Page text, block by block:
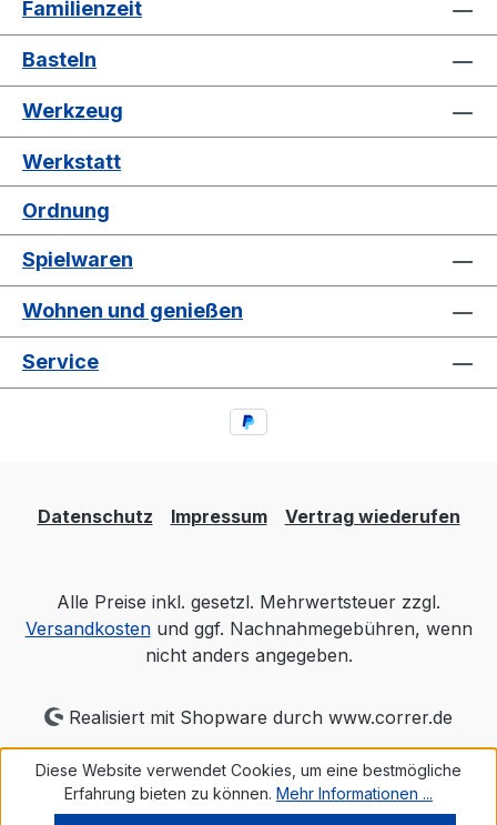
Familienzeit
Basteln
Werkzeug
Werkstatt
Ordnung
Spielwaren
Wohnen und genießen
Service
Datenschutz Impressum Vertrag wiederufen
Alle Preise inkl. gesetzl. Mehrwertsteuer zzgl.
Versandkostenund ggf. Nachnahmegebühren, wenn
nicht anders angegeben.
Realisiert mit Shopware durch www.correr.de
Diese Website verwendet Cookies, um eine bestmögliche
Erfahrung bieten zu können. Mehr Informationen ...